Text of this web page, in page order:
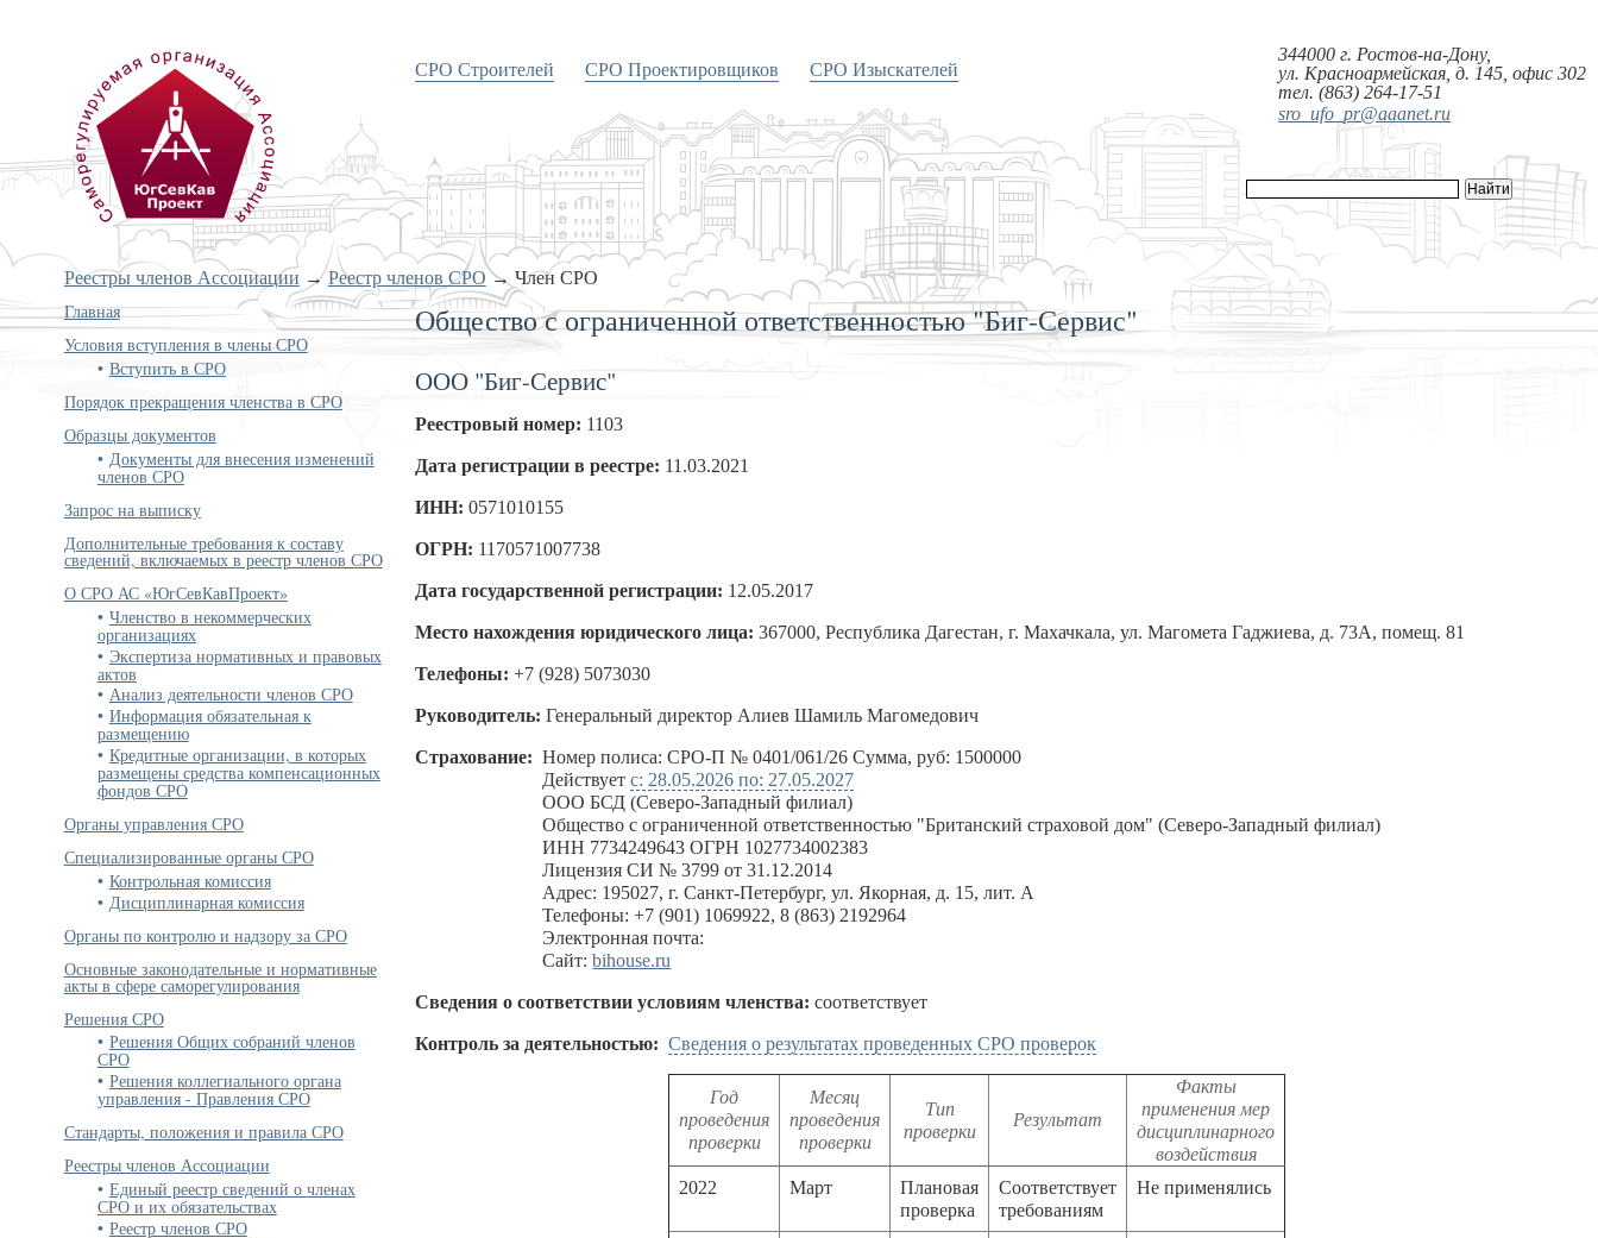
«Объединение проектировщиков
Южного и Северо-Кавказского
округов»
СРО Строителей СРО Проектировщиков СРО Изыскателей
Реестры членов Ассоциации →Реестр членов СРО→ Член СРО
344000 г. Ростов-на-Дону,
ул. Красноармейская, д. 145, офис 302
тел. (863) 264-17-51
sro_ufo_pr@aaanet.ru
Главная
Условия вступления в члены СРО
Вступить в СРО
Порядок прекращения членства в СРО
Образцы документов
Документы для внесения изменений
членов СРО
Запрос на выписку
Дополнительные требования к составу
сведений, включаемых в реестр членов СРО
О СРО АС «ЮгСевКавПроект»
Членство в некоммерческих
организациях
Экспертиза нормативных и правовых
актов
Анализ деятельности членов СРО
Информация обязательная к
размещению
Кредитные организации, в которых
размещены средства компенсационных
фондов СРО
Органы управления СРО
Специализированные органы СРО
Контрольная комиссия
Дисциплинарная комиссия
Органы по контролю и надзору за СРО
Основные законодательные и нормативные
акты в сфере саморегулирования
Решения СРО
Решения Общих собраний членов
СРО
Решения коллегиального органа
управления - Правления СРО
Стандарты, положения и правила СРО
Реестры членов Ассоциации
Единый реестр сведений о членах
СРО и их обязательствах
Реестр членов СРО
Общество с ограниченной ответственностью "Биг-Сервис"
ООО "Биг-Сервис"
Реестровый номер: 1103
Дата регистрации в реестре: 11.03.2021
ИНН: 0571010155
ОГРН: 1170571007738
Дата государственной регистрации: 12.05.2017
Место нахождения юридического лица: 367000, Республика Дагестан, г. Махачкала, ул. Магомета Гаджиева, д. 73А, помещ. 81
Телефоны: +7 (928) 5073030
Руководитель: Генеральный директор Алиев Шамиль Магомедович
Страхование: Номер полиса: СРО-П № 0401/061/26 Сумма, руб: 1500000
Действуетс: 28.05.2026 по: 27.05.2027
ООО БСД (Северо-Западный филиал)
Общество с ограниченной ответственностью "Британский страховой дом" (Северо-Западный филиал)
ИНН 7734249643 ОГРН 1027734002383
Лицензия СИ № 3799 от 31.12.2014
Адрес: 195027, г. Санкт-Петербург, ул. Якорная, д. 15, лит. А
Телефоны: +7 (901) 1069922, 8 (863) 2192964
Электронная почта:
Сайт:bihouse.ru
Сведения о соответствии условиям членства: соответствует
Контроль за деятельностью: Сведения о результатах проведенных СРО проверок
Год
проведения
проверки
Месяц
проведения
проверки
Тип
проверки
Результат
Факты
применения мер
дисциплинарного
воздействия
2022
Март
Плановая
проверка
Соответствует
требованиям
Не применялись